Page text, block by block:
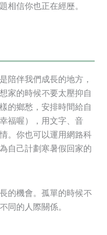
相信你也正在經歷。
陪伴我們成長的地方，
家的時候不要太壓抑自
的鄉愁，安排時間給自
福喔），用文字、音
。你也可以運用網路科
自己計劃寒暑假回家的
的機會。孤單的時候不
同的人際關係。